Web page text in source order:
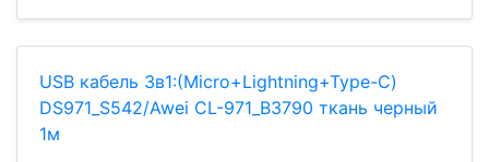
USB кабель 3в1:(Micro+Lightning+Type-C)
DS971_S542/Awei CL-971_B3790 ткань черный
1м